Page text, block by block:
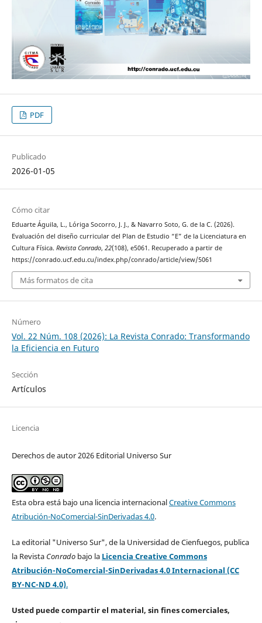
PDF
Publicado
2026-01-05
Cómo citar
Eduarte Águila, L., Lóriga Socorro, J. J., & Navarro Soto, G. de la C. (2026).
Evaluación del diseño curricular del Plan de Estudio “E” de la Licenciatura en
Cultura Física. Revista Conrado, 22(108), e5061. Recuperado a partir de
https://conrado.ucf.edu.cu/index.php/conrado/article/view/5061
Más formatos de cita
Número
Vol. 22 Núm. 108 (2026): La Revista Conrado: Transformando
la Eficiencia en Futuro
Sección
Artículos
Licencia
Derechos de autor 2026 Editorial Universo Sur
Esta obra está bajo una licencia internacionalCreative Commons
Atribución-NoComercial-SinDerivadas 4.0.
La editorial "Universo Sur", de la Universidad de Cienfuegos, publica
la Revista Conradobajo la Licencia Creative Commons
Atribución-NoComercial-SinDerivadas 4.0 Internacional (CC
BY-NC-ND 4.0).
Usted puede compartir el material, sin fines comerciales,